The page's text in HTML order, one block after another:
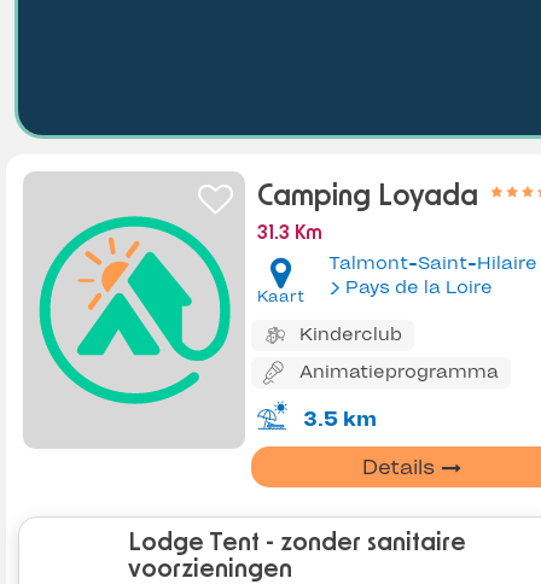
Camping Loyada
31.3 Km
Kaart
Talmont-Saint-Hilaire
Pays de la Loire
Kinderclub
Animatieprogramma
3.5 km
Details
Lodge Tent - zonder sanitaire
voorzieningen